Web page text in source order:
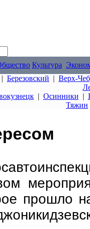
Культура
| Березовский | Верх-
| Осинники |
Тяжин
прошло